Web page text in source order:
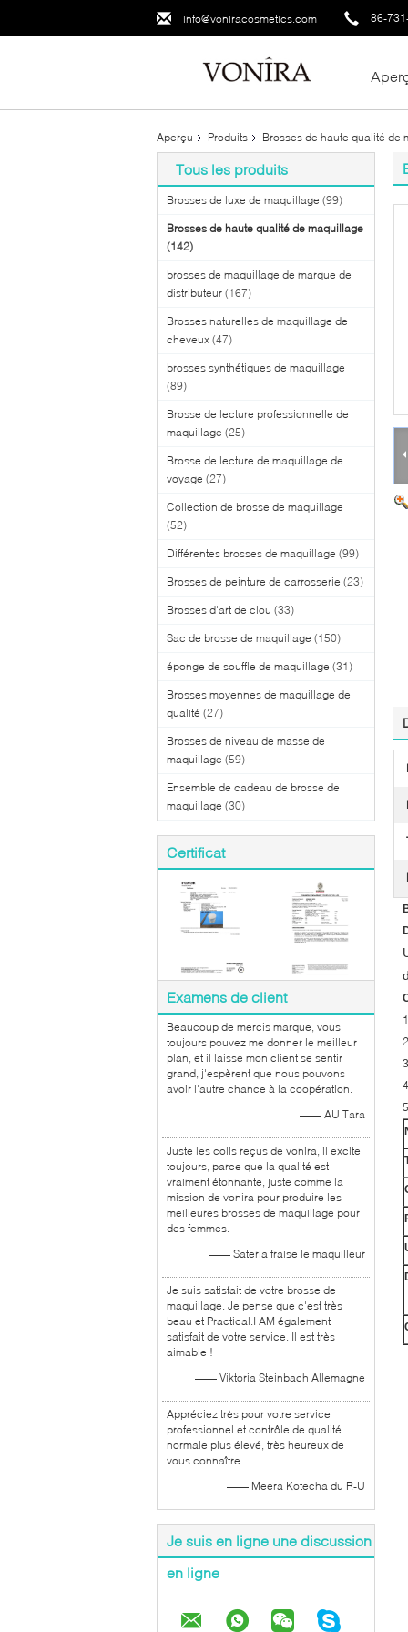
info@voniracosmetics.com 86-
Aperçu Produits Brosses de haute qualité de
Tous les produits
Brosses de luxe de maquillage (99)
Brosses de haute qualité de maquillage
(142)
brosses de maquillage de marque de
distributeur (167)
Brosses naturelles de maquillage de
cheveux (47)
brosses synthétiques de maquillage
(89)
Brosse de lecture professionnelle de
maquillage (25)
Brosse de lecture de maquillage de
voyage (27)
Collection de brosse de maquillage
(52)
Différentes brosses de maquillage (99)
Brosses de peinture de carrosserie (23)
Brosses d'art de clou (33)
Sac de brosse de maquillage (150)
éponge de souffle de maquillage (31)
Brosses moyennes de maquillage de
qualité (27)
Brosses de niveau de masse de
maquillage (59)
Ensemble de cadeau de brosse de
maquillage (30)
Certificat
Examens de client
Beaucoup de mercis marque, vous
toujours pouvez me donner le meilleur
plan, et il laisse mon client se sentir
grand, j'espèrent que nous pouvons
avoir l'autre chance à la coopération.
—— AU Tara
Juste les colis reçus de vonira, il excite
toujours, parce que la qualité est
vraiment étonnante, juste comme la
mission de vonira pour produire les
meilleures brosses de maquillage pour
des femmes.
—— Sateria fraise le maquilleur
Je suis satisfait de votre brosse de
maquillage. Je pense que c'est très
beau et Practical.I AM également
satisfait de votre service. Il est très
aimable !
—— Viktoria Steinbach Allemagne
Appréciez très pour votre service
professionnel et contrôle de qualité
normale plus élevé, très heureux de
vous connaître.
—— Meera Kotecha du R-U
Je suis en ligne une discussion
en ligne